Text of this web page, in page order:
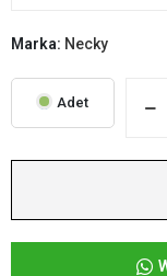
Marka: Necky
Adet